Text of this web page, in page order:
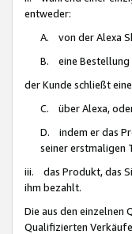
entweder:
A. von der Alexa
B. eine Bestellung
der Kunde schließt
C. über Alexa,
D. indem er das
seiner erstmaligen
iii. das Produkt, das
ihm bezahlt.
Die aus den einzelnen
Qualifizierten